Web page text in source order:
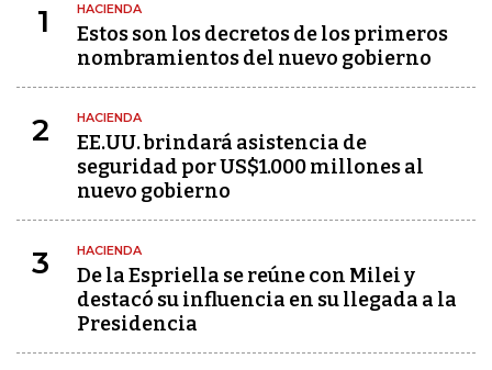
1 HACIENDA
Estos son los decretos de los primeros
nombramientos del nuevo gobierno
2 HACIENDA
EE.UU. brindará asistencia de
seguridad por US$1.000 millones al
nuevo gobierno
3 HACIENDA
De la Espriella se reúne con Milei y
destacó su influencia en su llegada a la
Presidencia